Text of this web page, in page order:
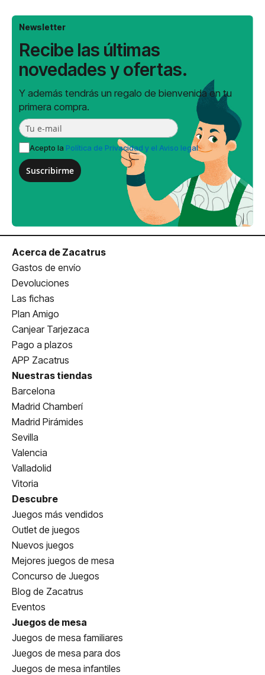
Newsletter
Recibe las últimas
novedades y ofertas.
Y además tendrás un regalo de bienvenida en tu
primera compra.
Acepto la Política de Privacidad y el Aviso legal
Suscribirme
Acerca de Zacatrus
Gastos de envío
Devoluciones
Las fichas
Plan Amigo
Canjear Tarjezaca
Pago a plazos
APP Zacatrus
Nuestras tiendas
Barcelona
Madrid Chamberí
Madrid Pirámides
Sevilla
Valencia
Valladolid
Vitoria
Descubre
Juegos más vendidos
Outlet de juegos
Nuevos juegos
Mejores juegos de mesa
Concurso de Juegos
Blog de Zacatrus
Eventos
Juegos de mesa
Juegos de mesa familiares
Juegos de mesa para dos
Juegos de mesa infantiles